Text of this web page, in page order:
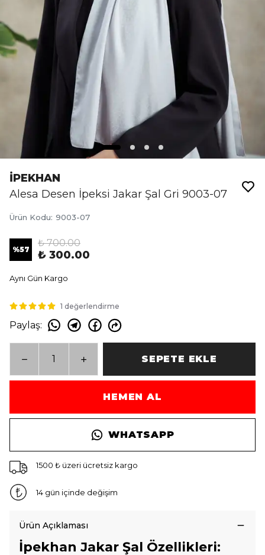
İPEKHAN
Alesa Desen İpeksi Jakar Şal Gri 9003-07
Ürün Kodu: 9003-07
%57
₺ 700.00
₺ 300.00
Aynı Gün Kargo
1 değerlendirme
Paylaş:
SEPETE EKLE
HEMEN AL
WHATSAPP
1500 ₺ üzeri ücretsiz kargo
14 gün içinde değişim
Ürün Açıklaması
İpekhan Jakar Şal Özellikleri: